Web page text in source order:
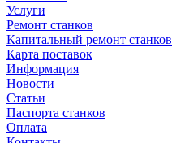
Услуги
Ремонт станков
Капитальный ремонт станков
Карта поставок
Информация
Новости
Статьи
Паспорта станков
Оплата